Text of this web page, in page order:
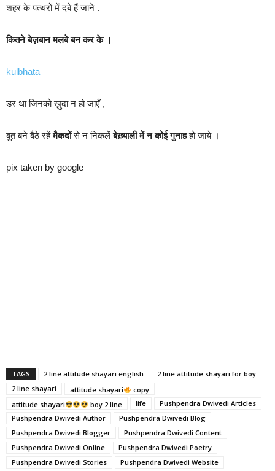
शहर के पत्थरों में दबे हैं जाने .
कितने बेज़बान मलबे बन कर के ।
kulbhata
डर था जिनको ख़ुदा न हो जाएँ ,
बुत बने बैठे रहेंमैकदोंसे न निकलेंबेख़्याली में न कोई गुनाहहो जाये ।
pix taken by google
TAGS 2 line attitude shayari english
2 line attitude shayari for boy
2 line shayari
attitude shayari
copy
attitude shayari
boy 2 line life
Pushpendra Dwivedi Articles
Pushpendra Dwivedi Author
Pushpendra Dwivedi Blog
Pushpendra Dwivedi Blogger
Pushpendra Dwivedi Content
Pushpendra Dwivedi Online
Pushpendra Dwivedi Poetry
Pushpendra Dwivedi Stories
Pushpendra Dwivedi Website